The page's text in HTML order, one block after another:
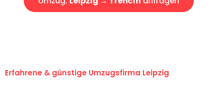
Erfahrene & günstige Umzugsfirma Leipzig